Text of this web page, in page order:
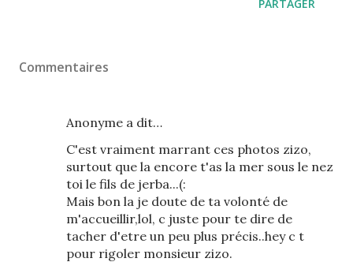
PARTAGER
Commentaires
Anonyme a dit…
C'est vraiment marrant ces photos zizo,
surtout que la encore t'as la mer sous le nez
toi le fils de jerba...(:
Mais bon la je doute de ta volonté de
m'accueillir,lol, c juste pour te dire de
tacher d'etre un peu plus précis..hey c t
pour rigoler monsieur zizo.